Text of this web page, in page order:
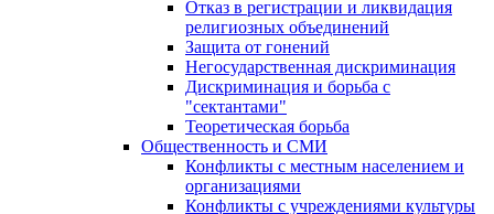
Отказ в регистрации и ликвидация
религиозных объединений
Защита от гонений
Негосударственная дискриминация
Дискриминация и борьба с
"сектантами"
Теоретическая борьба
Общественность и СМИ
Конфликты с местным населением и
организациями
Конфликты с учреждениями культуры